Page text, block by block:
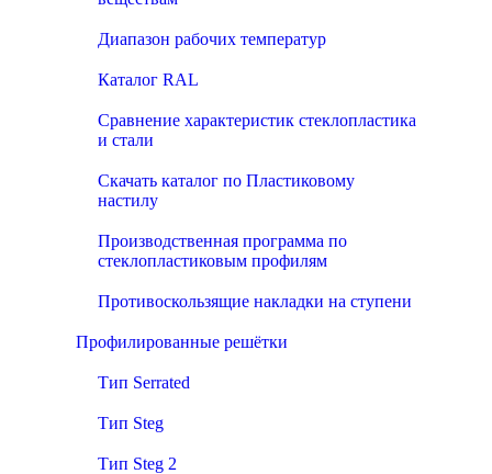
Диапазон рабочих температур
Каталог RAL
Сравнение характеристик стеклопластика
и стали
Скачать каталог по Пластиковому
настилу
Производственная программа по
стеклопластиковым профилям
Противоскользящие накладки на ступени
Профилированные решётки
Тип Serrated
Тип Steg
Тип Steg 2